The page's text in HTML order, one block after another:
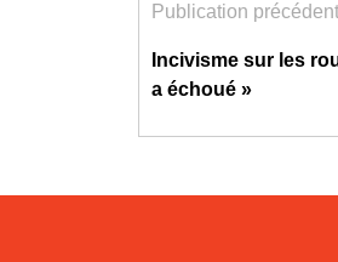
Publication
Incivisme sur les
a échoué »